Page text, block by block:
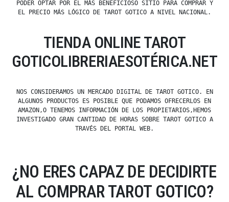
PODER OPTAR POR EL MÁS BENEFICIOSO SITIO PARA COMPRAR Y
EL PRECIO MÁS LÓGICO DE TAROT GOTICO A NIVEL NACIONAL.
TIENDA ONLINE TAROT
GOTICOLIBRERIAESOTÉRICA.NET
NOS CONSIDERAMOS UN MERCADO DIGITAL DE TAROT GOTICO. EN
ALGUNOS PRODUCTOS ES POSIBLE QUE PODAMOS OFRECERLOS EN
AMAZON,O TENEMOS INFORMACIÓN DE LOS PROPIETARIOS,HEMOS
INVESTIGADO GRAN CANTIDAD DE HORAS SOBRE TAROT GOTICO A
TRAVÉS DEL PORTAL WEB.
¿NO ERES CAPAZ DE DECIDIRTE
AL COMPRAR TAROT GOTICO?